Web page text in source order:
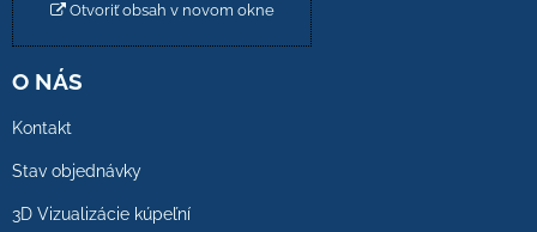
Otvoriť obsah v novom okne
O NÁS
Kontakt
Stav objednávky
3D Vizualizácie kúpeľní